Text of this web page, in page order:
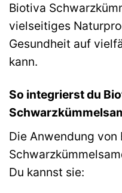
Biotiva
vielseitiges
Gesundheit auf
kann.
So integrierst du
Die Anwendung von
Du kannst sie: